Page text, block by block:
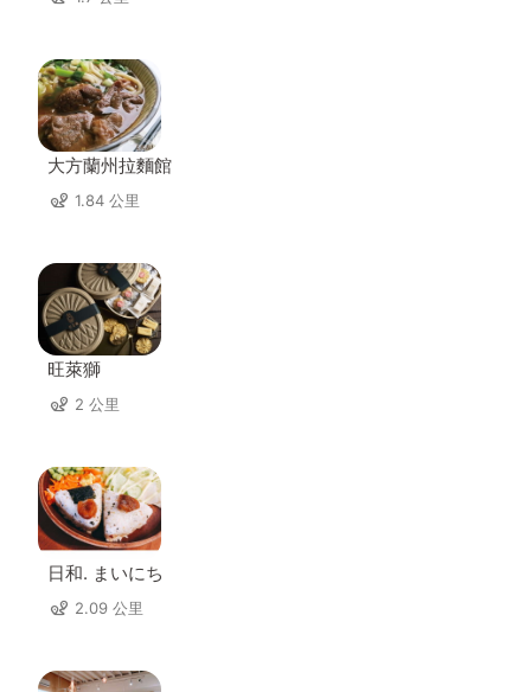
大方蘭州拉麵館
1.84 公里
旺萊獅
2 公里
日和. まいにち
2.09 公里